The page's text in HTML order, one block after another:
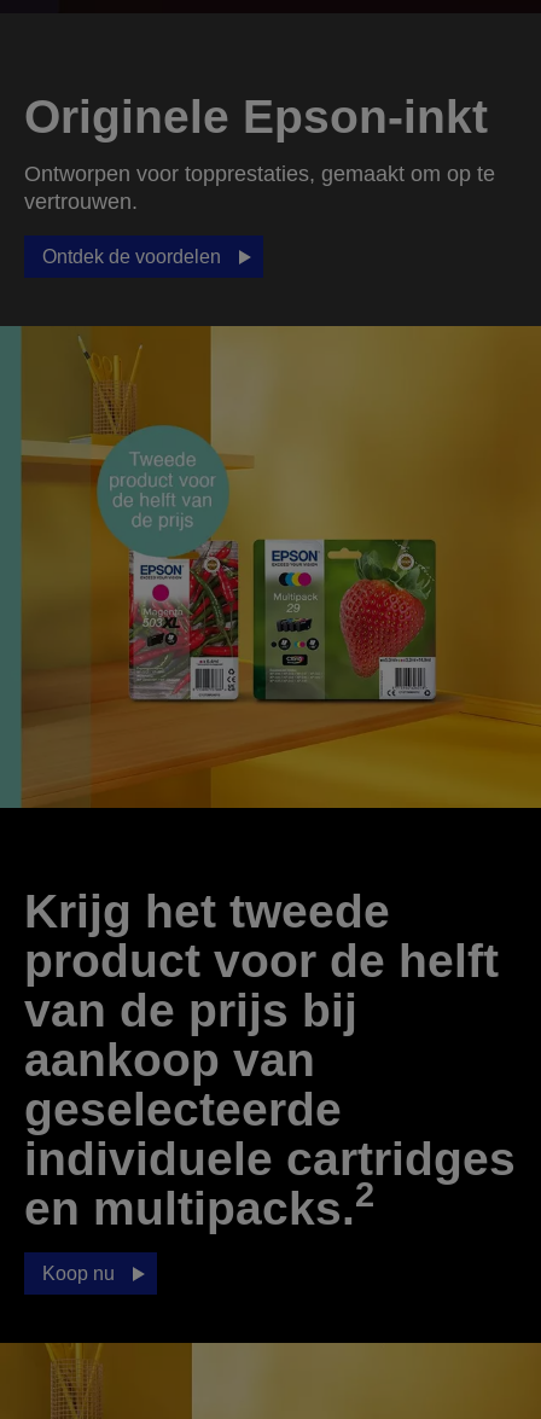
Originele Epson-inkt
Ontworpen voor topprestaties, gemaakt om op te
vertrouwen.
Ontdek de voordelen
Krijg het tweede
product voor de helft
van de prijs bij
aankoop van
geselecteerde
individuele cartridges
en multipacks.2
Koop nu